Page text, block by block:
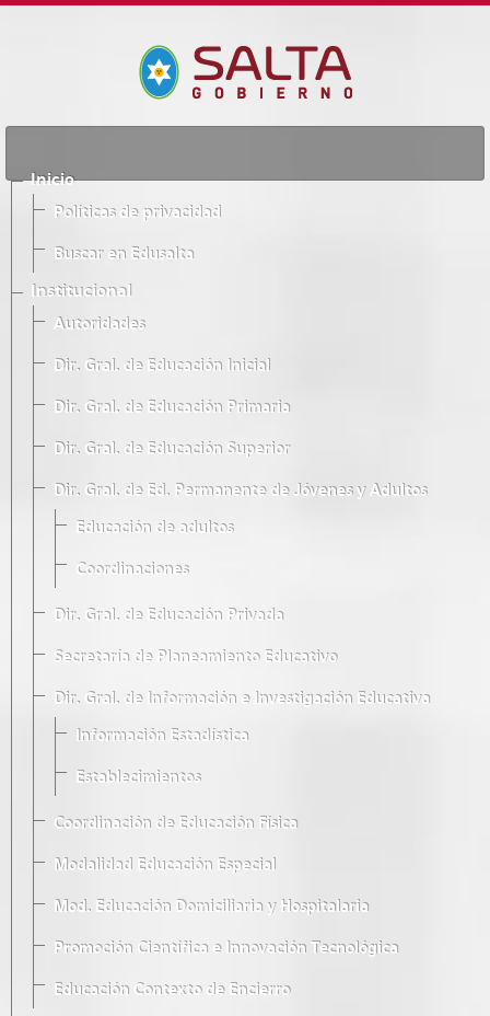
Inicio
Políticas de privacidad
Buscar en Edusalta
Institucional
Autoridades
Dir. Gral. de Educación Inicial
Dir. Gral. de Educación Primaria
Dir. Gral. de Educación Superior
Dir. Gral. de Ed. Permanente de Jóvenes y Adultos
Educación de adultos
Coordinaciones
Dir. Gral. de Educación Privada
Secretaría de Planeamiento Educativo
Dir. Gral. de Información e Investigación Educativa
Información Estadística
Establecimientos
Coordinación de Educación Física
Modalidad Educación Especial
Mod. Educación Domiciliaria y Hospitalaria
Promoción Científica e Innovación Tecnológica
Educación Contexto de Encierro